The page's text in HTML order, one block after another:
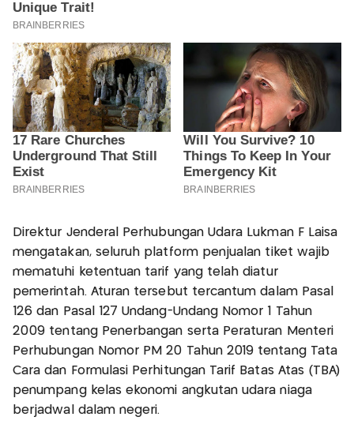
Direktur Jenderal Perhubungan Udara Lukman F Laisa
mengatakan, seluruh platform penjualan tiket wajib
mematuhi ketentuan tarif yang telah diatur
pemerintah. Aturan tersebut tercantum dalam Pasal
126 dan Pasal 127 Undang-Undang Nomor 1 Tahun
2009 tentang Penerbangan serta Peraturan Menteri
Perhubungan Nomor PM 20 Tahun 2019 tentang Tata
Cara dan Formulasi Perhitungan Tarif Batas Atas (TBA)
penumpang kelas ekonomi angkutan udara niaga
berjadwal dalam negeri.